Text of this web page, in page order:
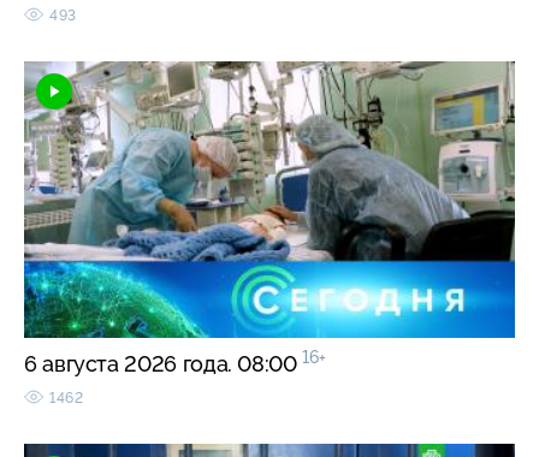
493
6 августа 2026 года. 08:00 16+
1462